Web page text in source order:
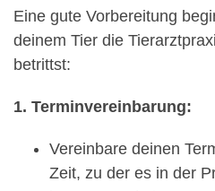
Eine gute Vorbereitung
deinem Tier die
betrittst:
1. Terminvereinbarung:
Vereinbare deinen
Zeit, zu der es in der